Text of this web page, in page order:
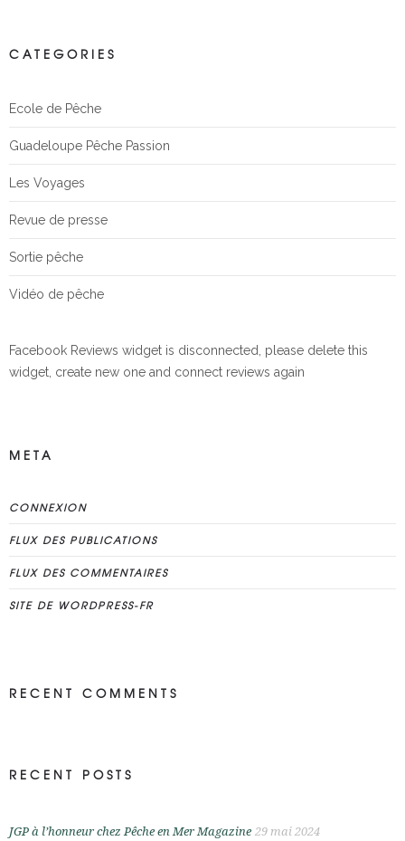
CATEGORIES
Ecole de Pêche
Guadeloupe Pêche Passion
Les Voyages
Revue de presse
Sortie pêche
Vidéo de pêche
Facebook Reviews widget is disconnected, please delete this
widget, create new one and connect reviews again
META
CONNEXION
FLUX DES PUBLICATIONS
FLUX DES COMMENTAIRES
SITE DE WORDPRESS-FR
RECENT COMMENTS
RECENT POSTS
JGP à l’honneur chez Pêche en Mer Magazine 29 mai 2024